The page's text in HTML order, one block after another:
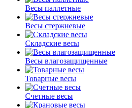
Весы паллетные
Весы стержневые
Складские весы
Весы влагозащищенные
Товарные весы
Счетные весы